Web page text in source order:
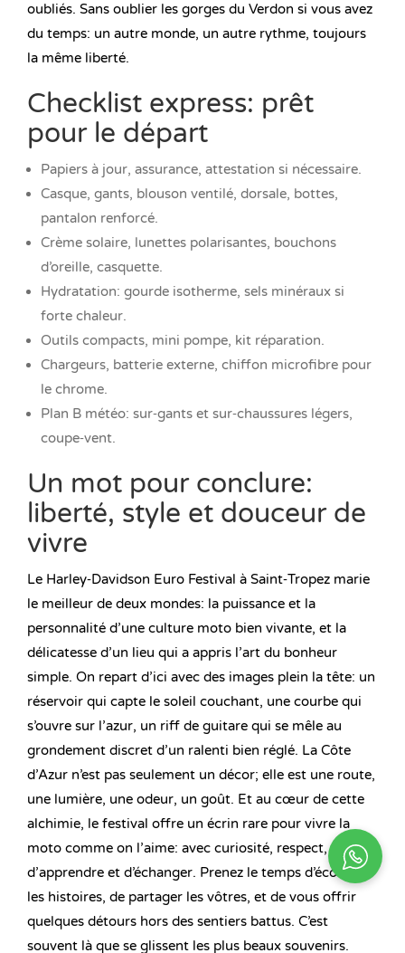
oubliés. Sans oublier les gorges du Verdon si vous avez
du temps: un autre monde, un autre rythme, toujours
la même liberté.
Checklist express: prêt
pour le départ
Papiers à jour, assurance, attestation si nécessaire.
Casque, gants, blouson ventilé, dorsale, bottes,
pantalon renforcé.
Crème solaire, lunettes polarisantes, bouchons
d’oreille, casquette.
Hydratation: gourde isotherme, sels minéraux si
forte chaleur.
Outils compacts, mini pompe, kit réparation.
Chargeurs, batterie externe, chiffon microfibre pour
le chrome.
Plan B météo: sur‑gants et sur‑chaussures légers,
coupe‑vent.
Un mot pour conclure:
liberté, style et douceur de
vivre
Le Harley‑Davidson Euro Festival à Saint‑Tropez marie
le meilleur de deux mondes: la puissance et la
personnalité d’une culture moto bien vivante, et la
délicatesse d’un lieu qui a appris l’art du bonheur
simple. On repart d’ici avec des images plein la tête: un
réservoir qui capte le soleil couchant, une courbe qui
s’ouvre sur l’azur, un riff de guitare qui se mêle au
grondement discret d’un ralenti bien réglé. La Côte
d’Azur n’est pas seulement un décor; elle est une route,
une lumière, une odeur, un goût. Et au cœur de cette
alchimie, le festival offre un écrin rare pour vivre la
moto comme on l’aime: avec curiosité, respect, envie
d’apprendre et d’échanger. Prenez le temps d’écouter
les histoires, de partager les vôtres, et de vous offrir
quelques détours hors des sentiers battus. C’est
souvent là que se glissent les plus beaux souvenirs.